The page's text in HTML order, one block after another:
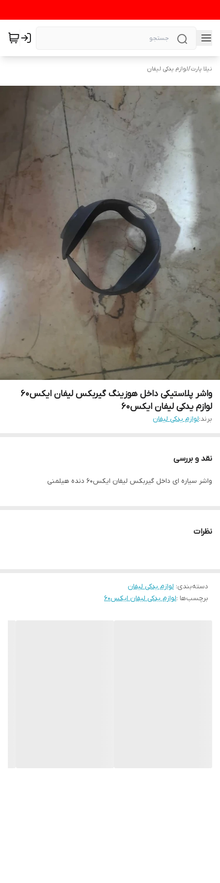
نیلا پارت/لوازم یدکی لیفان
واشر پلاستیکی داخل هوزینگ گیربکس لیفان ایکس۶۰
لوازم یدکی لیفان ایکس۶۰
برند:لوازم یدکی لیفان
نقد و بررسی
واشر سیاره ای داخل گیربکس لیفان ایکس۶۰ دنده هیلمنی
نظرات
دسته‌بندی: لوازم یدکی لیفان
برچسب‌ها :لوازم یدکی لیفان ایکس۶۰